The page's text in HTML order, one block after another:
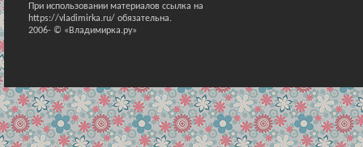
При использовании материалов ссылка на
https://vladimirka.ru/ обязательна.
2006- © «Владимирка.ру»